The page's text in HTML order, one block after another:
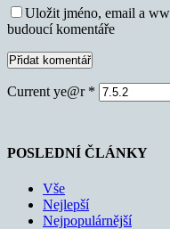
Uložit jméno, email a
budoucí komentáře
Current ye@r *
POSLEDNÍ ČLÁNKY
Vše
Nejlepší
Nejpopulárnější